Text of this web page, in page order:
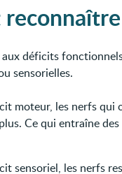
déficits
sensorielles.
moteur, les nerfs qui
Ce qui entraîne
sensoriel, les nerfs